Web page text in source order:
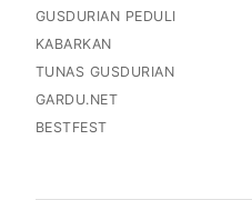
GUSDURIAN PEDULI
KABARKAN
TUNAS GUSDURIAN
GARDU.NET
BESTFEST